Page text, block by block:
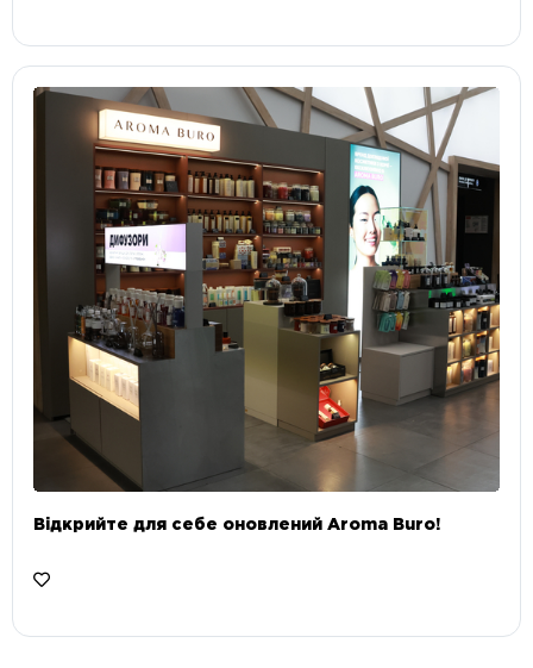
Відкрийте для себе оновлений Aroma Buro! ⠀